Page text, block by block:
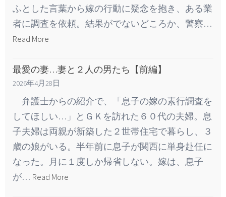
ふとした言葉から嫁の行動に疑念を抱き、ある業
者に調査を依頼。結果がでないどころか、警察…
Read More
最愛の妻…妻と２人の男たち【前編】
2026年4月28日
弁護士からの紹介で、「息子の嫁の素行調査を
してほしい…」とＧＫを訪れた６０代の夫婦。息
子夫婦は両親が新築した２世帯住宅で暮らし、３
歳の娘がいる。半年前に息子が関西に単身赴任に
なった。月に１度しか帰省しない。嫁は、息子
が… Read More